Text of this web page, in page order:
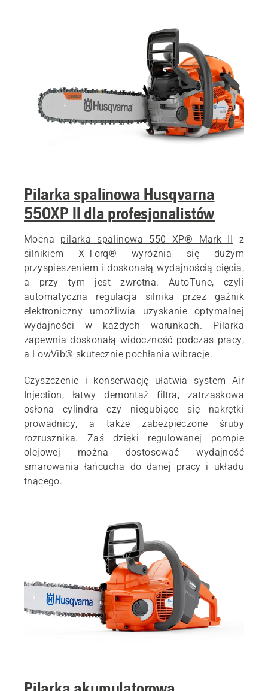
Pilarka spalinowa Husqvarna
550XP II dla profesjonalistów
Mocna pilarka spalinowa 550 XP® Mark II
z
silnikiem X-Torq® wyróżnia się dużym
przyspieszeniem i doskonałą wydajnością cięcia,
a przy tym jest zwrotna. AutoTune, czyli
automatyczna regulacja silnika przez gaźnik
elektroniczny umożliwia uzyskanie optymalnej
wydajności w każdych warunkach. Pilarka
zapewnia doskonałą widoczność podczas pracy,
a LowVib® skutecznie pochłania wibracje.
Czyszczenie i konserwację ułatwia system Air
Injection, łatwy demontaż filtra, zatrzaskowa
osłona cylindra czy niegubiące się nakrętki
prowadnicy, a także zabezpieczone śruby
rozrusznika. Zaś dzięki regulowanej pompie
olejowej można dostosować wydajność
smarowania łańcucha do danej pracy i układu
tnącego.